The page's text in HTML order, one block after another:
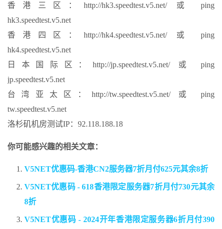
香港三区：http://hk3.speedtest.v5.net/ 或 ping
hk3.speedtest.v5.net
香港四区：http://hk4.speedtest.v5.net/ 或 ping
hk4.speedtest.v5.net
日本国际区：http://jp.speedtest.v5.net/ 或 ping
jp.speedtest.v5.net
台湾亚太区：http://tw.speedtest.v5.net/ 或 ping
tw.speedtest.v5.net
洛杉矶机房测试IP：92.118.188.18
你可能感兴趣的相关文章：
V5NET优惠码-香港CN2服务器7折月付625元其余8折
V5NET优惠码 - 618香港限定服务器7折月付730元其余
8折
V5NET优惠码 - 2024开年香港限定服务器6折月付390